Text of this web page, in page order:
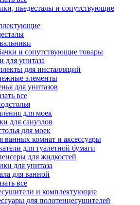
пьедесталы и сопутствующие
и сопутствующие товары
для унитаза
для инсталляций
элементы
для унитазов
все
для моек
для санузлов
для моек
ванных комнат и аксессуары
для туалетной бумаги
для жидкостей
для унитаза
для ванной
все
и комплектующие
для полотенцесушителей